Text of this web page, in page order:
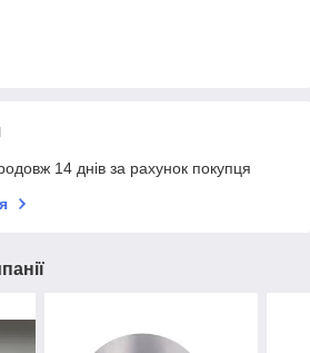
14 днів за рахунок покупця